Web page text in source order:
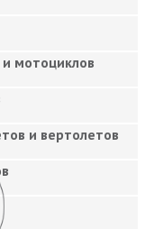
мотоциклов
и вертолетов